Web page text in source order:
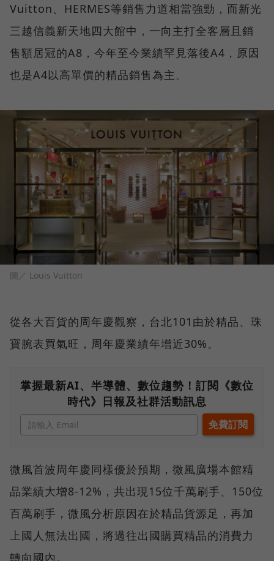
Vuitton、HERMES等銷售力道相當強勁，而新光
三越信義新天地四大館中，一向主打全客層且銷
售額居冠的A8，今年至今業績罕見落後A4，原因
也是A4以高單價的精品銷售為主。
圖／ Louis Vuitton
從各大百貨的周年慶觀察，台北101由於精品、珠
寶腕表買氣旺，周年慶業績年增近30%。
掌握最新AI、半導體、數位趨勢！訂閱《數位
時代》日報及社群活動訊息
微風首波周年慶同樣優於預期，微風廣場本館精
品業績大增8-12%，共出現15位千萬刷手、150位
百萬刷手，微風分析原因在於精品貨源足，再加
上國人無法出國，將過往出國購買精品的消費力
轉向國內。